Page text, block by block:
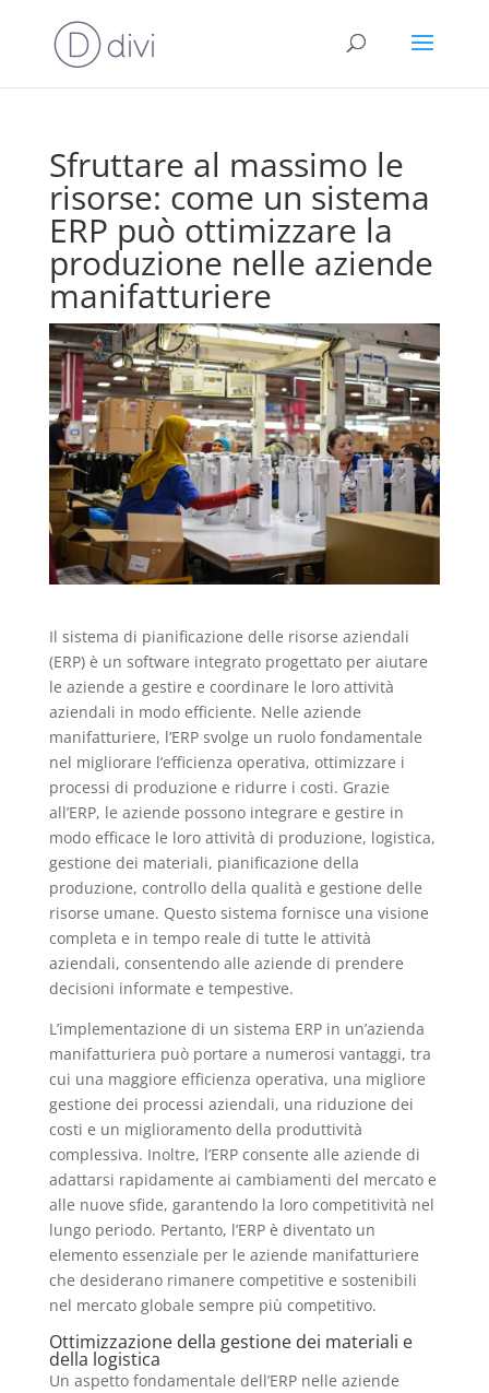
Sfruttare al massimo le
risorse: come un sistema
ERP può ottimizzare la
produzione nelle aziende
manifatturiere
Il sistema di pianificazione delle risorse aziendali
(ERP) è un software integrato progettato per aiutare
le aziende a gestire e coordinare le loro attività
aziendali in modo efficiente. Nelle aziende
manifatturiere, l’ERP svolge un ruolo fondamentale
nel migliorare l’efficienza operativa, ottimizzare i
processi di produzione e ridurre i costi. Grazie
all’ERP, le aziende possono integrare e gestire in
modo efficace le loro attività di produzione, logistica,
gestione dei materiali, pianificazione della
produzione, controllo della qualità e gestione delle
risorse umane. Questo sistema fornisce una visione
completa e in tempo reale di tutte le attività
aziendali, consentendo alle aziende di prendere
decisioni informate e tempestive.
L’implementazione di un sistema ERP in un’azienda
manifatturiera può portare a numerosi vantaggi, tra
cui una maggiore efficienza operativa, una migliore
gestione dei processi aziendali, una riduzione dei
costi e un miglioramento della produttività
complessiva. Inoltre, l’ERP consente alle aziende di
adattarsi rapidamente ai cambiamenti del mercato e
alle nuove sfide, garantendo la loro competitività nel
lungo periodo. Pertanto, l’ERP è diventato un
elemento essenziale per le aziende manifatturiere
che desiderano rimanere competitive e sostenibili
nel mercato globale sempre più competitivo.
Ottimizzazione della gestione dei materiali e
della logistica
Un aspetto fondamentale dell’ERP nelle aziende